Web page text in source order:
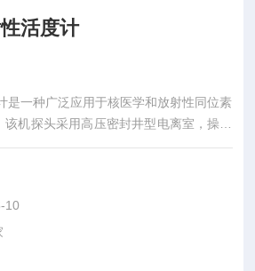
活度计
是一种广泛应用于核医学和放射性同位素
机探头采用高压密封井型电离室，操作
。测量范围宽广并自动转换量程，可自动
，测量结果可存储及直接打印。
10